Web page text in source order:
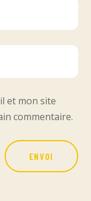
et mon site
commentaire.
ENVOI